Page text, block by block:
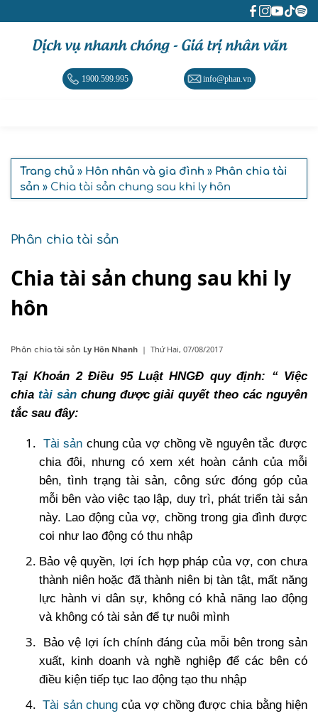
Dịch vụ nhanh chóng - Giá trị nhân văn
1900.599.995 info@phan.vn
Trang chủ » Hôn nhân và gia đình » Phân chia tài
sản » Chia tài sản chung sau khi ly hôn
Phân chia tài sản
Chia tài sản chung sau khi ly
hôn
Phân chia tài sản Ly Hôn Nhanh | Thứ Hai, 07/08/2017
Tại Khoản 2 Điều 95 Luật HNGĐ quy định: “ Việc
chia tài sảnchung được giải quyết theo các nguyên
tắc sau đây:
Tài sản chung của vợ chồng về nguyên tắc được
chia đôi, nhưng có xem xét hoàn cảnh của mỗi
bên, tình trạng tài sản, công sức đóng góp của
mỗi bên vào việc tạo lập, duy trì, phát triển tài sản
này. Lao động của vợ, chồng trong gia đình được
coi như lao động có thu nhập
Bảo vệ quyền, lợi ích hợp pháp của vợ, con chưa
thành niên hoặc đã thành niên bị tàn tật, mất năng
lực hành vi dân sự, không có khả năng lao động
và không có tài sản để tự nuôi mình
Bảo vệ lợi ích chính đáng của mỗi bên trong sản
xuất, kinh doanh và nghề nghiệp để các bên có
điều kiện tiếp tục lao động tạo thu nhập
Tài sản chungcủa vợ chồng được chia bằng hiện